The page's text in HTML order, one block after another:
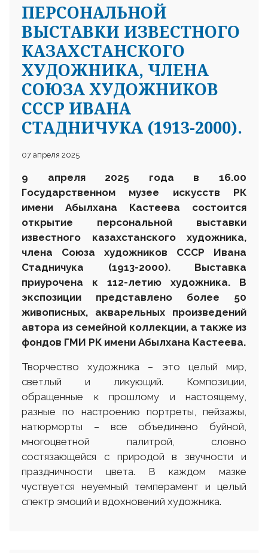
ПЕРСОНАЛЬНОЙ
ВЫСТАВКИ ИЗВЕСТНОГО
КАЗАХСТАНСКОГО
ХУДОЖНИКА, ЧЛЕНА
СОЮЗА ХУДОЖНИКОВ
СССР ИВАНА
СТАДНИЧУКА (1913-2000).
07 апреля 2025
9 апреля2025 года в 16.00
Государственном музее искусств РК
имени Абылхана Кастеева состоится
открытие персональной выставки
известного казахстанского художника,
члена Союза художников СССР Ивана
Стадничука (1913-2000). Выставка
приурочена к 112-летию художника. В
экспозиции представлено более 50
живописных, акварельных произведений
автора из семейной коллекции, а также из
фондов ГМИ РК имени Абылхана Кастеева.
Творчество художника – это целый мир,
светлый и ликующий. Композиции,
обращенные к прошлому и настоящему,
разные по настроению портреты, пейзажы,
натюрморты – все объединено буйной,
многоцветной палитрой, словно
состязающейся с природой в звучности и
праздничности цвета. В каждом мазке
чуствуется неуемный темперамент и целый
спектр эмоций и вдохновений художника.